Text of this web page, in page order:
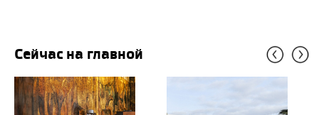
Сейчас на главной